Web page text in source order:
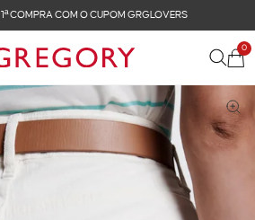
FRETE GRÁTIS NAS COMPRAS ACIMA DE R$ 899
0